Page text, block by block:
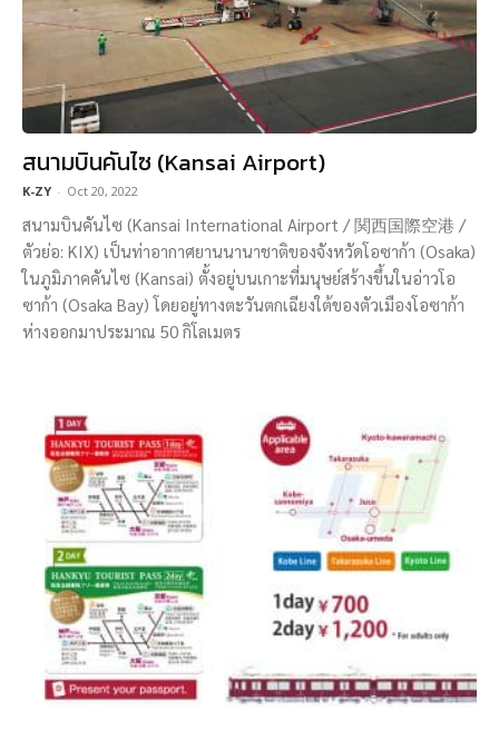
สนามบินคันไซ (Kansai Airport)
K-ZY - Oct 20, 2022
สนามบินคันไซ (Kansai International Airport / 関西国際空港 /
ตัวย่อ: KIX) เป็นท่าอากาศยานนานาชาติของจังหวัดโอซาก้า (Osaka)
ในภูมิภาคคันไซ (Kansai) ตั้งอยู่บนเกาะที่มนุษย์สร้างขึ้นในอ่าวโอ
ซาก้า (Osaka Bay) โดยอยู่ทางตะวันตกเฉียงใต้ของตัวเมืองโอซาก้า
ห่างออกมาประมาณ 50 กิโลเมตร